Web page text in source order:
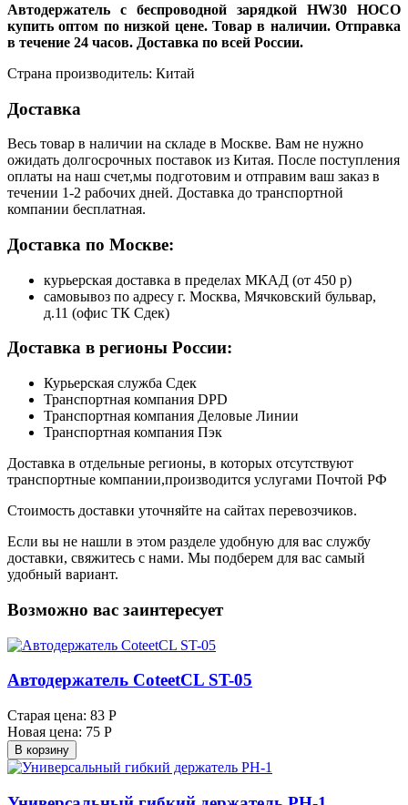
Автодержатель с беспроводной зарядкой HW30 HOCO
купить оптом по низкой цене. Товар в наличии. Отправка
в течение 24 часов. Доставка по всей России.
Страна производитель: Китай
Доставка
Весь товар в наличии на складе в Москве. Вам не нужно
ожидать долгосрочных поставок из Китая. После поступления
оплаты на наш счет,мы подготовим и отправим ваш заказ в
течении 1-2 рабочих дней. Доставка до транспортной
компании бесплатная.
Доставка по Москве:
курьерская доставка в пределах МКАД (от 450 р)
самовывоз по адресу г. Москва, Мячковский бульвар,
д.11 (офис ТК Сдек)
Доставка в регионы России:
Курьерская служба Сдек
Транспортная компания DPD
Транспортная компания Деловые Линии
Транспортная компания Пэк
Доставка в отдельные регионы, в которых отсутствуют
транспортные компании,производится услугами Почтой РФ
Стоимость доставки уточняйте на сайтах перевозчиков.
Если вы не нашли в этом разделе удобную для вас службу
доставки, свяжитесь с нами. Мы подберем для вас самый
удобный вариант.
Возможно вас заинтересует
Автодержатель CoteetCL ST-05
Старая цена: 83 Р
Новая цена: 75 Р
В корзину